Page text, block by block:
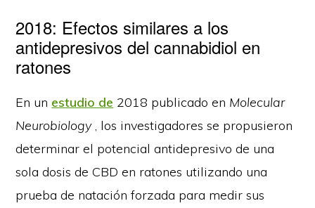
2018: Efectos similares a los
antidepresivos del cannabidiol en
ratones
En un estudio de 2018 publicado en Molecular
Neurobiology, los investigadores se propusieron
determinar el potencial antidepresivo de una
sola dosis de CBD en ratones utilizando una
prueba de natación forzada para medir sus